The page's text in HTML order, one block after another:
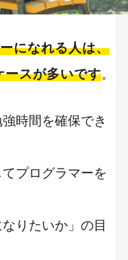
になれる人は、
ースが多いです。
時間を確保でき
プログラマーを
りたいか」の目